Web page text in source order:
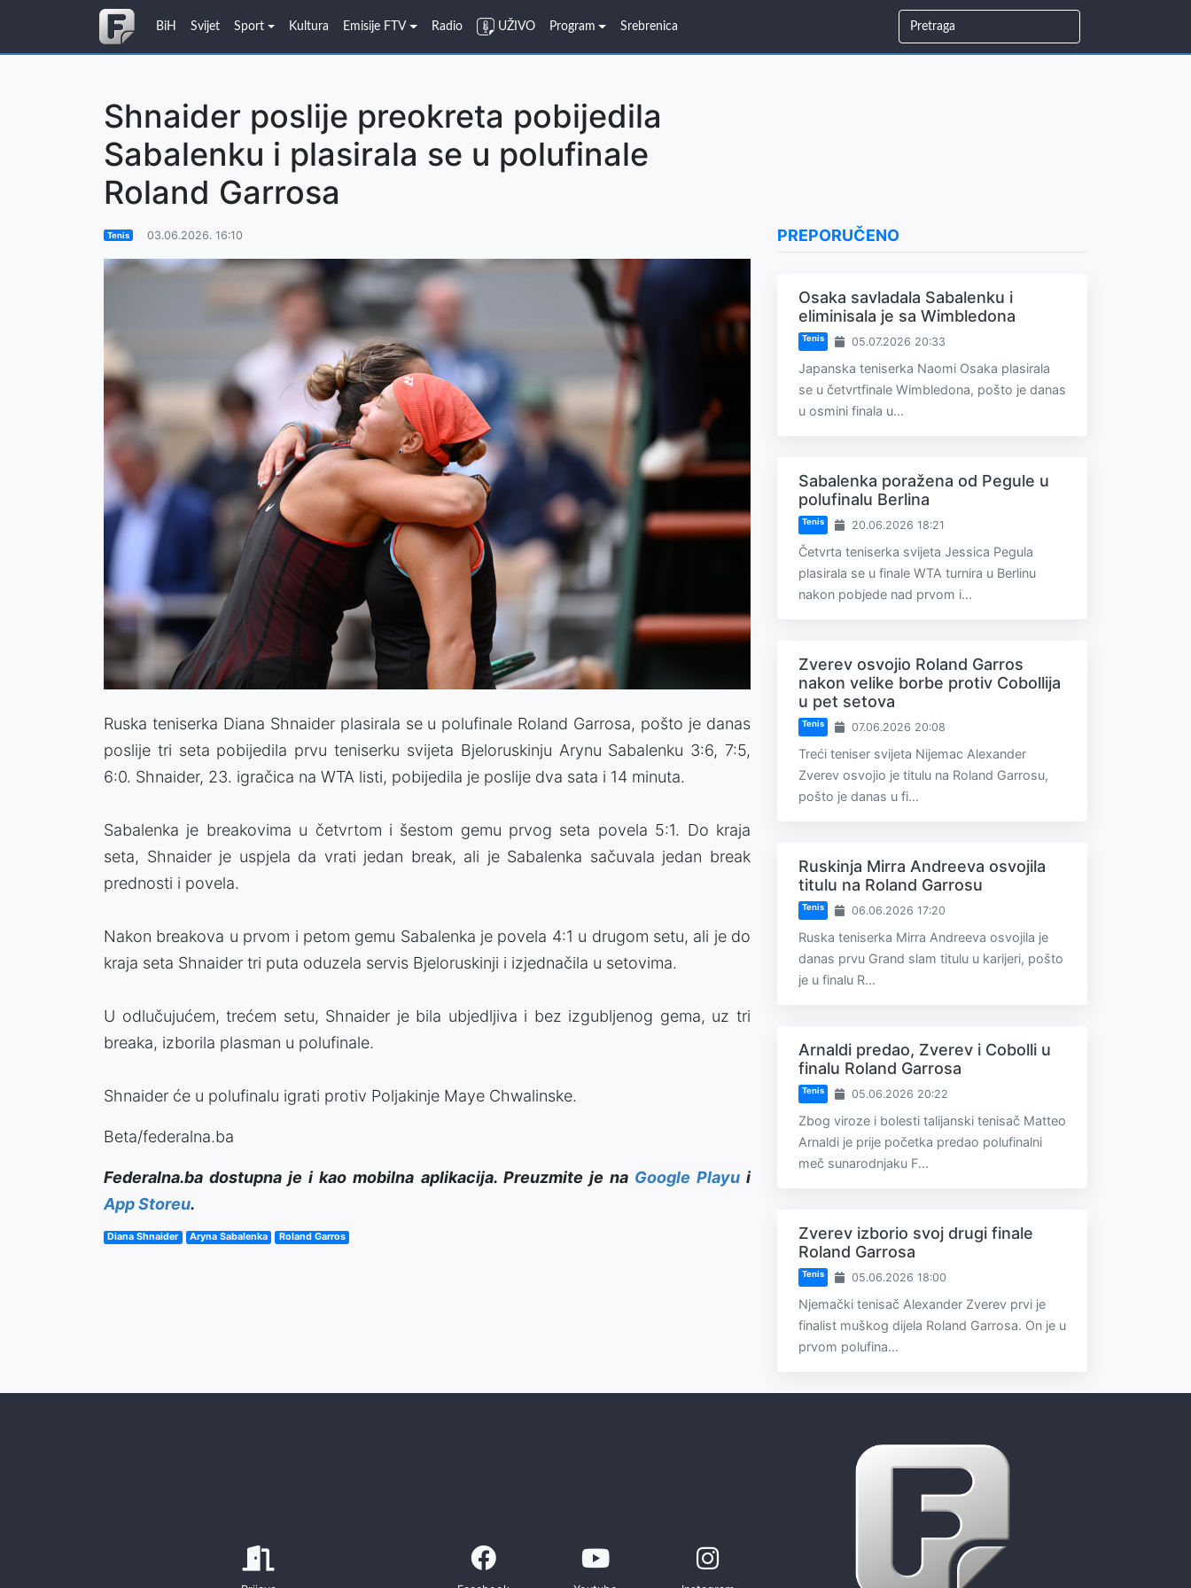
BiH Svijet Sport Kultura Emisije FTV Radio UŽIVO Program Srebrenica
Shnaider poslije preokreta pobijedila
Sabalenku i plasirala se u polufinale
Roland Garrosa
Tenis 03.06.2026. 16:10
Ruska teniserka Diana Shnaider plasirala se u polufinale Roland Garrosa, pošto je danas
poslije tri seta pobijedila prvu teniserku svijeta Bjeloruskinju Arynu Sabalenku 3:6, 7:5,
6:0. Shnaider, 23. igračica na WTA listi, pobijedila je poslije dva sata i 14 minuta.
Sabalenka je breakovima u četvrtom i šestom gemu prvog seta povela 5:1. Do kraja
seta, Shnaider je uspjela da vrati jedan break, ali je Sabalenka sačuvala jedan break
prednosti i povela.
Nakon breakova u prvom i petom gemu Sabalenka je povela 4:1 u drugom setu, ali je do
kraja seta Shnaider tri puta oduzela servis Bjeloruskinji i izjednačila u setovima.
U odlučujućem, trećem setu, Shnaider je bila ubjedljiva i bez izgubljenog gema, uz tri
breaka, izborila plasman u polufinale.
Shnaider će u polufinalu igrati protiv Poljakinje Maye Chwalinske.
Beta/federalna.ba
Federalna.ba dostupna je i kao mobilna aplikacija. Preuzmite je na Google Playui
App Storeu.
Diana Shnaider Aryna Sabalenka Roland Garros
PREPORUČENO
Osaka savladala Sabalenku i
eliminisala je sa Wimbledona
Tenis 05.07.2026 20:33
Japanska teniserka Naomi Osaka plasirala
se u četvrtfinale Wimbledona, pošto je danas
u osmini finala u...
Sabalenka poražena od Pegule u
polufinalu Berlina
Tenis 20.06.2026 18:21
Četvrta teniserka svijeta Jessica Pegula
plasirala se u finale WTA turnira u Berlinu
nakon pobjede nad prvom i...
Zverev osvojio Roland Garros
nakon velike borbe protiv Cobollija
u pet setova
Tenis 07.06.2026 20:08
Treći teniser svijeta Nijemac Alexander
Zverev osvojio je titulu na Roland Garrosu,
pošto je danas u fi...
Ruskinja Mirra Andreeva osvojila
titulu na Roland Garrosu
Tenis 06.06.2026 17:20
Ruska teniserka Mirra Andreeva osvojila je
danas prvu Grand slam titulu u karijeri, pošto
je u finalu R...
Arnaldi predao, Zverev i Cobolli u
finalu Roland Garrosa
Tenis 05.06.2026 20:22
Zbog viroze i bolesti talijanski tenisač Matteo
Arnaldi je prije početka predao polufinalni
meč sunarodnjaku F...
Zverev izborio svoj drugi finale
Roland Garrosa
Tenis 05.06.2026 18:00
Njemački tenisač Alexander Zverev prvi je
finalist muškog dijela Roland Garrosa. On je u
prvom polufina...